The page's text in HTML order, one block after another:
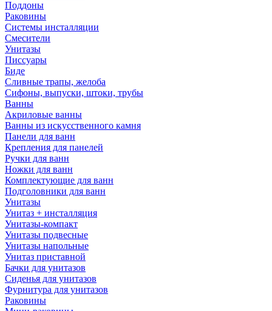
Поддоны
Раковины
Системы инсталляции
Смесители
Унитазы
Писсуары
Биде
Сливные трапы, желоба
Сифоны, выпуски, штоки, трубы
Ванны
Акриловые ванны
Ванны из искусственного камня
Панели для ванн
Крепления для панелей
Ручки для ванн
Ножки для ванн
Комплектующие для ванн
Подголовники для ванн
Унитазы
Унитаз + инсталляция
Унитазы-компакт
Унитазы подвесные
Унитазы напольные
Унитаз приставной
Бачки для унитазов
Сиденья для унитазов
Фурнитура для унитазов
Раковины